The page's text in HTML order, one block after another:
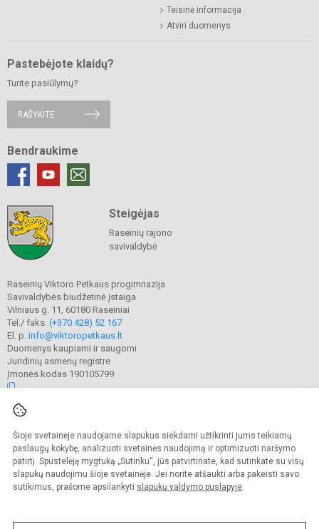
Šioje svetainėje naudojame slapukus siekdami užtikrinti jums teikiamų
paslaugų kokybę, analizuoti svetainės naudojimą ir optimizuoti naršymo
patirtį. Spustelėję mygtuką „Sutinku“, jūs patvirtinate, kad sutinkate su visų
slapukų naudojimu šioje svetainėje. Jei norite atšaukti arba pakeisti savo
sutikimus, prašome apsilankyti slapukų valdymo puslapyje.
Teisinė informacija
Atviri duomenys
Pastebėjote klaidų?
Turite pasiūlymų?
RAŠYKITE
Bendraukime
Steigėjas
Raseinių rajono
savivaldybė
Raseinių Viktoro Petkaus progimnazija
Savivaldybės biudžetinė įstaiga
Vilniaus g. 11, 60180 Raseiniai
Tel./ faks. (+370 428) 52 167
El. p. info@viktoropetkaus.lt
Duomenys kaupiami ir saugomi
Juridinių asmenų registre
Įmonės kodas 190105799
Kopijuoti turinį be raštiško mokyklos administracijos sutikimo griežtai
draudžiama.
Prieinamumo paraiška Slapukų valdymas
Sumanus būdas atnaujinti